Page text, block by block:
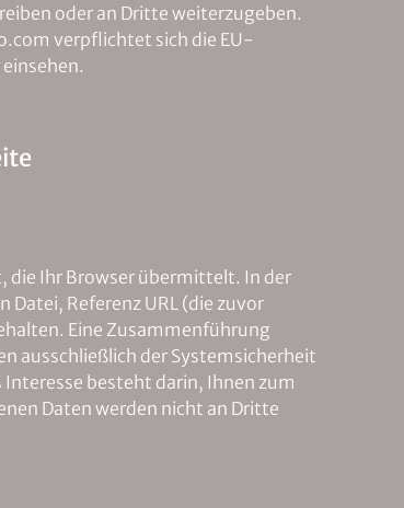
oder an Dritte weiterzugeben.
verpflichtet sich die EU-
die Ihr Browser übermittelt. In der
Referenz URL (die zuvor
Eine Zusammenführung
ausschließlich der Systemsicherheit
besteht darin, Ihnen zum
Daten werden nicht an Dritte